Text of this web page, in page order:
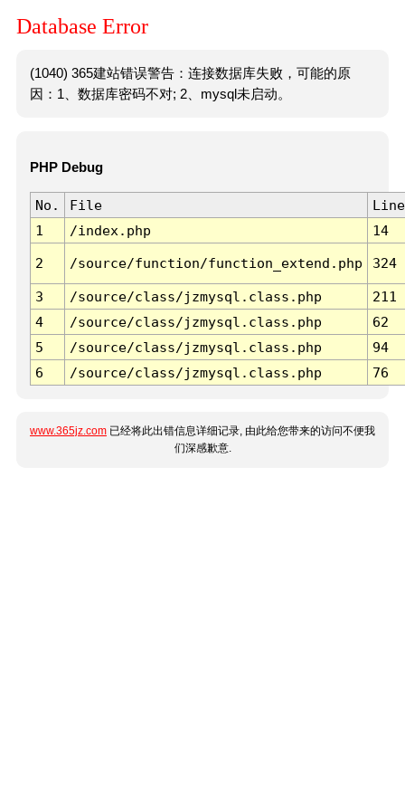
Database Error
(1040) 365建站错误警告：连接数据库失败，可能的原
因：1、数据库密码不对; 2、mysql未启动。
PHP Debug
No. File
Line
1
/index.php 14
2 /source/function/function_extend.php 324
3 /source/class/jzmysql.class.php
211
4
/source/class/jzmysql.class.php
62
5
/source/class/jzmysql.class.php
94
6
/source/class/jzmysql.class.php 76
www.365jz.com 已经将此出错信息详细记录, 由此给您带来的访问不便我
们深感歉意.